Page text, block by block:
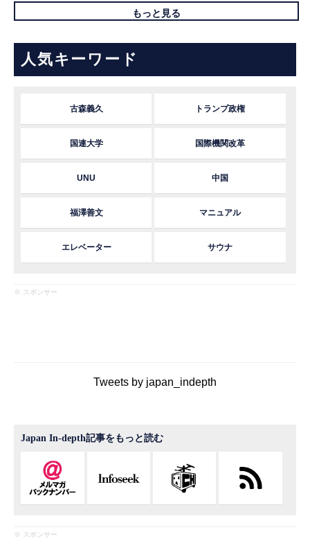
もっと見る
人気キーワード
古森義久 トランプ政権
国連大学 国際機関改革
UNU 中国
福澤善文 マニュアル
エレベーター サウナ
※ スポンサー
Tweets by japan_indepth
Japan In-depth記事をもっと読む
※ スポンサー